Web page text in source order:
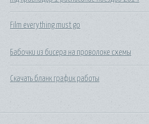
Film everything must go
Бабочки из бисера на проволоке схемы
Скачать бланк график работы